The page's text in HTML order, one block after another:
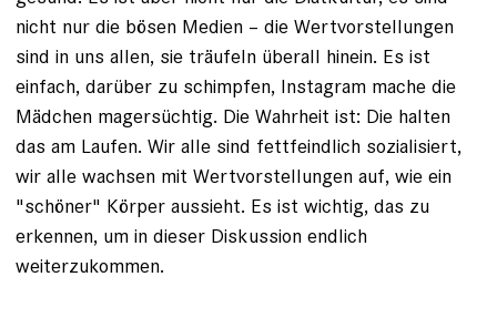
nicht nur die bösen Medien – die Wertvorstellungen
sind in uns ­allen, sie träufeln überall hinein. Es ist
einfach, darüber zu schimpfen, Instagram mache die
Mädchen magersüchtig. Die Wahrheit ist: Die halten
das am Laufen. Wir alle sind fettfeindlich sozialisiert,
wir alle wachsen mit Wertvorstellungen auf, wie ein
"schöner" Körper aussieht. Es ist wichtig, das zu
erkennen, um in dieser Diskussion endlich
weiterzukommen.